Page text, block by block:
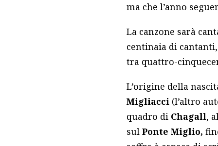
ma che l’anno
La canzone sarà
centinaia di
tra quattro-
L’origine della
Migliacci (l’altro
quadro di Chagall,
sulPonte Miglio,